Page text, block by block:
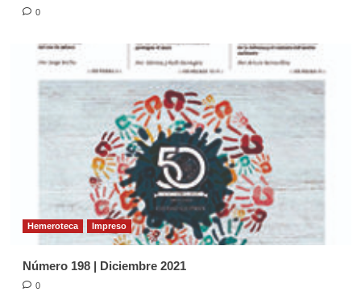
0
Hemeroteca Impreso
Número 198 | Diciembre 2021
0